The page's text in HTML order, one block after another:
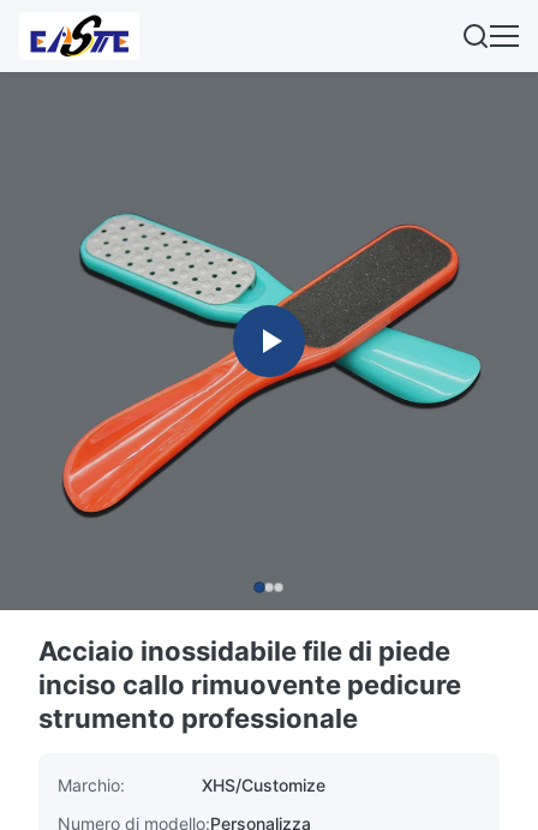
Acciaio inossidabile file di piede
inciso callo rimuovente pedicure
strumento professionale
Marchio:
XHS/Customize
Numero di modello:Personalizza